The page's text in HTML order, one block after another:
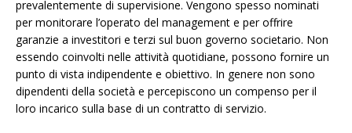
prevalentemente di supervisione. Vengono spesso nominati
per monitorare l’operato del management e per offrire
garanzie a investitori e terzi sul buon governo societario. Non
essendo coinvolti nelle attività quotidiane, possono fornire un
punto di vista indipendente e obiettivo. In genere non sono
dipendenti della società e percepiscono un compenso per il
loro incarico sulla base di un contratto di servizio.